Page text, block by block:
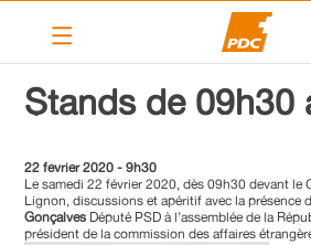
Le PDC Vernier
Calendrier
Articles
Stands de 09h30
22 février 2020 - 9h30
Le samedi 22 février 2020, dès 09h30 devant le
Lignon, discussions et apéritif avec la présence
Gonçalves Député PSD à l’assemblée de la
président de la commission des affaires